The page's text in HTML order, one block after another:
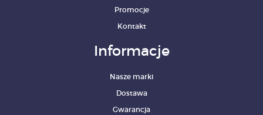
Promocje
Kontakt
Informacje
Nasze marki
Dostawa
Gwarancja